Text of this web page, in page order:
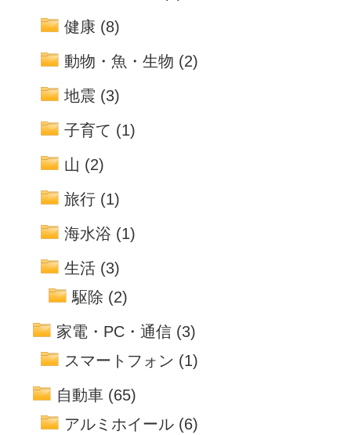
健康 (8)
動物・魚・生物 (2)
地震 (3)
子育て (1)
山 (2)
旅行 (1)
海水浴 (1)
生活 (3)
駆除 (2)
家電・PC・通信 (3)
スマートフォン (1)
自動車 (65)
アルミホイール (6)